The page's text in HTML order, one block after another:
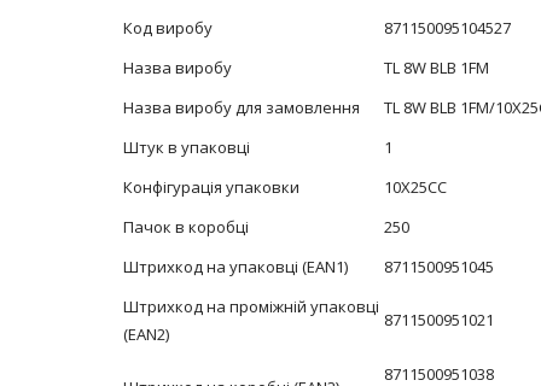
Код виробу
871150095104527
Назва виробу
TL 8W BLB 1FM
Назва виробу для замовлення
TL 8W BLB 1FM/
Штук в упаковці
1
Конфігурація упаковки
10X25CC
Пачок в коробці
250
Штрихкод на упаковці (EAN1)
8711500951045
Штрихкод на проміжній упаковці
(EAN2)
8711500951021
8711500951038